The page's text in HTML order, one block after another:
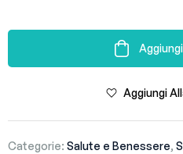
Aggiungi
Categorie: Salute e Benessere,